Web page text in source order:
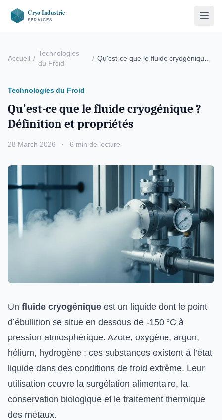
Accueil /
Technologies
du Froid
/ Qu'est-ce que le fluide cryogénique ?
Technologies du Froid
Qu'est-ce que le fluide cryogénique ?
Définition et propriétés
28 March 2026 · 6 min de lecture
Un fluide cryogénique est un liquide dont le point
d’ébullition se situe en dessous de -150 °C à
pression atmosphérique. Azote, oxygène, argon,
hélium, hydrogène : ces substances existent à l’état
liquide dans des conditions de froid extrême. Leur
utilisation couvre la surgélation alimentaire, la
conservation biologique et le traitement thermique
des métaux.